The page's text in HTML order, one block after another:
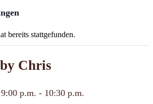
bereits stattgefunden.
Chris
p.m. - 10:30 p.m.